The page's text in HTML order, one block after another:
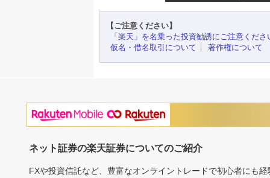
【ご注意ください】
「楽天」を名乗った投資勧誘にご注意くださ
仮名・借名取引について
著作権について
ネット証券の楽天証券についてのご紹介
FXや投資信託など、豊富なオンライントレードで初心者にも